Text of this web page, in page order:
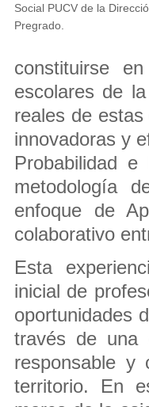
Social PUCV de la
Pregrado.
constituirse
escolares de
reales de
innovadoras y
Probabilidad
metodología
enfoque de
colaborativo
Esta
inicial de
oportunidades
través de una
responsable y
territorio. En